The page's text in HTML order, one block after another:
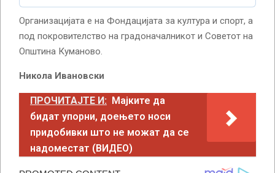
Организацијата е на Фондацијата за култура и спорт, а
под покровителство на градоначалникот и Советот на
Општина Куманово.
Никола Ивановски
ПРОЧИТАЈТЕ И: Мајките да
бидат упорни, доењето носи
придобивки што не можат да се
надоместат (ВИДЕО)